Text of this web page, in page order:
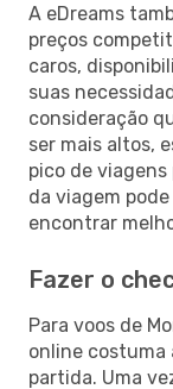
A eDreams
preços
caros,
suas
consideração
ser mais altos,
pico de
da viagem
encontrar
Fazer o
Para voos de
online costuma
partida. Uma